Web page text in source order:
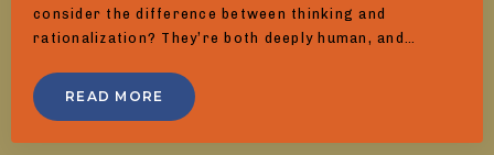
consider the difference between thinking and
rationalization? They’re both deeply human, and…
READ MORE